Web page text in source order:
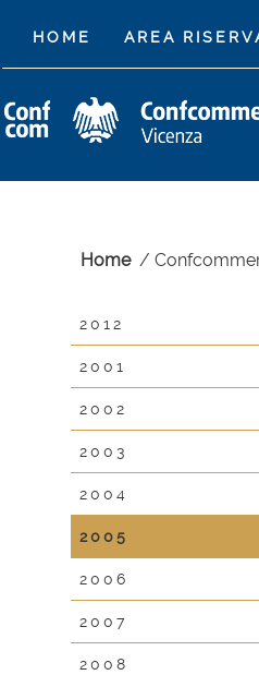
HOME (CURRENT)
AREA
Home/
2012
2001
2002
2003
2004
2005
2006
2007
2008